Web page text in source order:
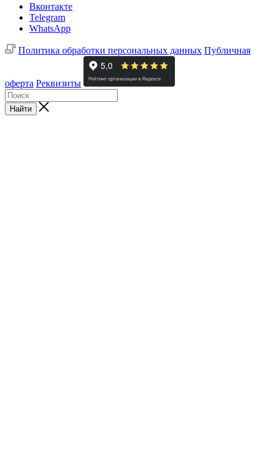
Вконтакте
Telegram
WhatsApp
Политика обработки персональных данных Публичная
оферта Реквизиты
Найти